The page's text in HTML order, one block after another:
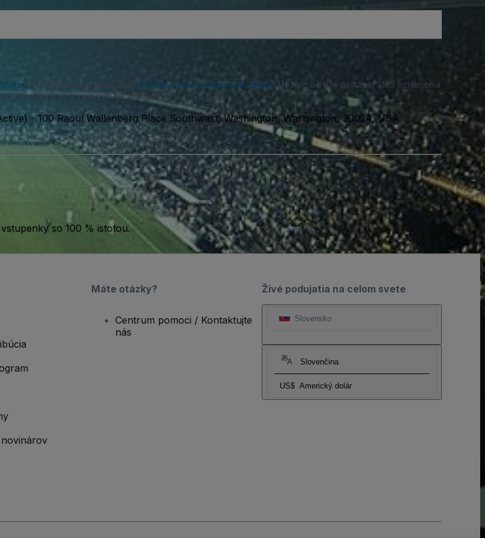
zásady ochrany osobných údajov. Môžete od nás dostávať SMS oznámenia
a môžete sa z nich kedykoľvek odhlásiť.
-100 Raoul Wallenberg Place Southwest, Washington, Washington, 20024, USA
so 100 % istotou.
Živé podujatia na celom svete
Slovensko
Slovenčina
US$ Americký dolár
Máte otázky?
Centrum pomoci / Kontaktujte
nás